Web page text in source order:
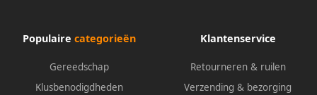
Populaire categorieën
Gereedschap
Klusbenodigdheden
Klantenservice
Retourneren & ruilen
Verzending & bezorging